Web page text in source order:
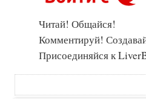
Читай! Общайся!
Комментируй!
Присоединяйся к